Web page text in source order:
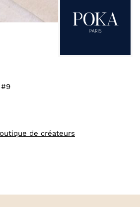
#9
de créateurs